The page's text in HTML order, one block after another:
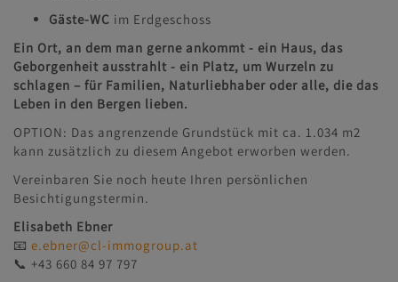
Gäste-WC im Erdgeschoss
Ein Ort, an dem man gerne ankommt - ein Haus, das
Geborgenheit ausstrahlt - ein Platz, um Wurzeln zu
schlagen – für Familien, Naturliebhaber oder alle, die das
Leben in den Bergen lieben.
OPTION: Das angrenzende Grundstück mit ca. 1.034 m2
kann zusätzlich zu diesem Angebot erworben werden.
Vereinbaren Sie noch heute Ihren persönlichen
Besichtigungstermin.
Elisabeth Ebner
📧 e.ebner@cl-immogroup.at
📞 +43 660 84 97 797